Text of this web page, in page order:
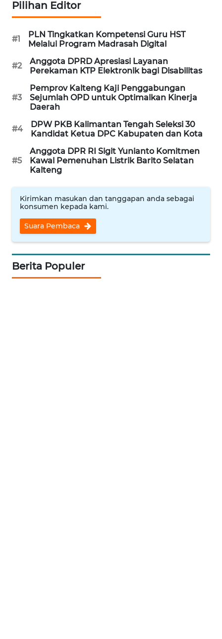
Pilihan Editor
#1
PLN Tingkatkan Kompetensi Guru HST
Melalui Program Madrasah Digital
#2
Anggota DPRD Apresiasi Layanan
Perekaman KTP Elektronik bagi Disabilitas
#3
Pemprov Kalteng Kaji Penggabungan
Sejumlah OPD untuk Optimalkan Kinerja
Daerah
#4
DPW PKB Kalimantan Tengah Seleksi 30
Kandidat Ketua DPC Kabupaten dan Kota
#5
Anggota DPR RI Sigit Yunianto Komitmen
Kawal Pemenuhan Listrik Barito Selatan
Kalteng
Kirimkan masukan dan tanggapan anda sebagai
konsumen kepada kami.
Suara Pembaca
Berita Populer
SPORT
WAHANA
UMKM
WAHANA
WAHANA
OTOMOTIF
HEALTH
DESA
WISATA
LAPAK
WAHANA